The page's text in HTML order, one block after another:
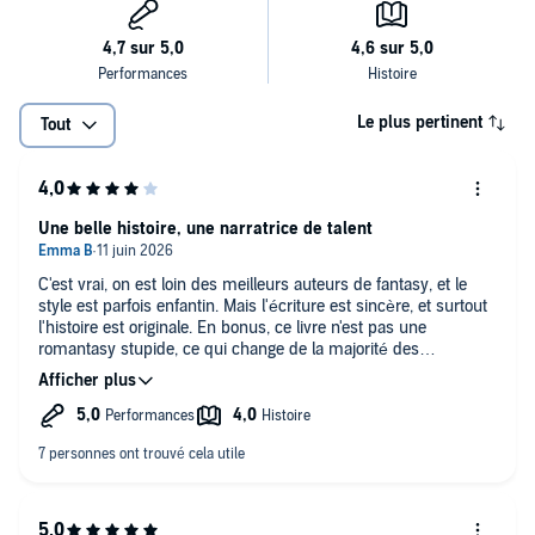
Tout Le plus pertinent
C'est vrai, on est loin des meilleurs auteurs de fantasy, et le
style est parfois enfantin. Mais l'écriture est sincère, et surtout
l'histoire est originale. En bonus, ce livre n'est pas une
romantasy stupide, ce qui change de la majorité des
nouveautés actuelles.
Un grand bravo à la narratrice, dont la voix paisible est parfaite
pour l'écoute.
moins jeune.
Une belle histoire, une narratrice de talent